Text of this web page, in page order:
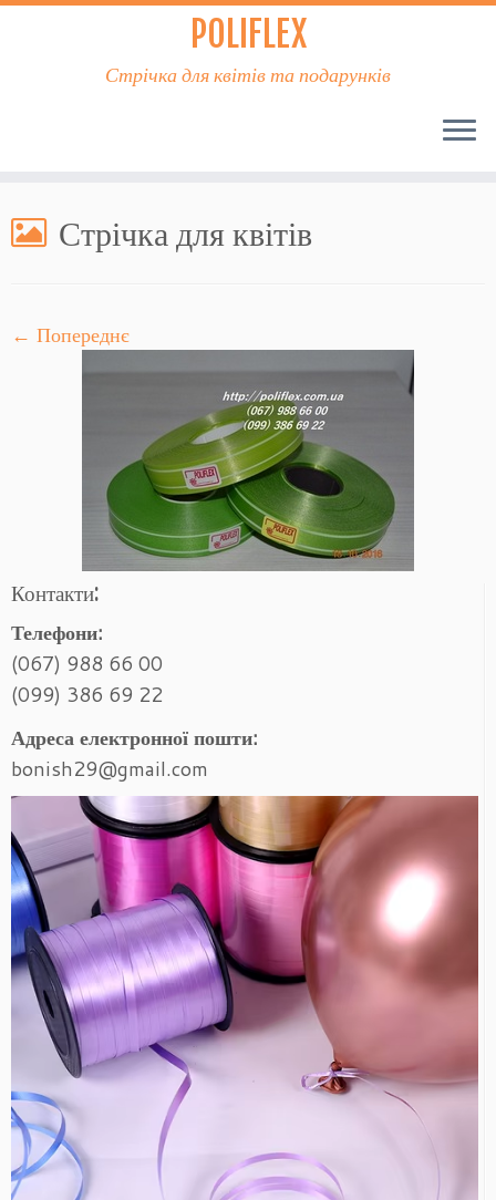
POLIFLEX
Стрічка для квітів та подарунків
Стрічка для квітів
← Попереднє
Контакти:
Телефони:
(067) 988 66 00
(099) 386 69 22
Адреса електронної пошти:
bonish29@gmail.com